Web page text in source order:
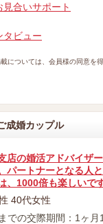
合いサポート
タビュー
については、会員様の同意を得
成婚カップル
店の婚活アドバイザ
パートナーとなる人
、1000倍も楽しいです
40代女性
での交際期間：1ヶ月